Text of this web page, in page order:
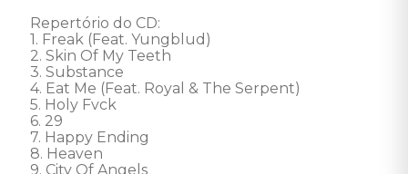
Repertório do CD:
1. Freak (Feat. Yungblud)
2. Skin Of My Teeth
3. Substance
4. Eat Me (Feat. Royal & The Serpent)
5. Holy Fvck
6. 29
7. Happy Ending
8. Heaven
9. City Of Angels